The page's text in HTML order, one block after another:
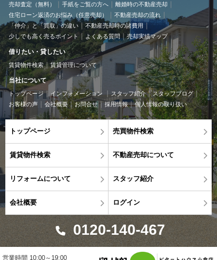
売却査定（無料） 手紙をご覧の方へ
離婚時の不動産売却
住宅ローン返済のお悩み（任意売却）
不動産売却の流れ
「仲介」と「買取」の違い
不動産売却時の諸費用
少しでも高く売るポイント
よくある質問 売却実績マップ
借りたい・貸したい
賃貸物件検索 賃貸管理について
当社について
トップページ インフォメーション スタッフ紹介
スタッフブログ
お客様の声
会社概要 お問合せ 採用情報 個人情報の取り扱い
トップページ 売買物件検索
賃貸物件検索 不動産売却について
リフォームについて スタッフ紹介
会社概要 ログイン
0120-140-467
営業時間 10:00～19:00